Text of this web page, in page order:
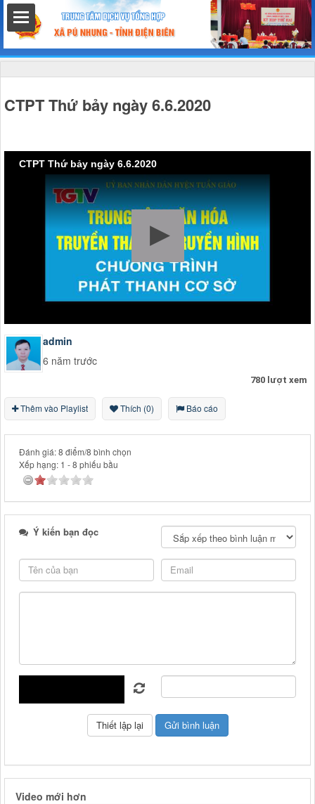
chính
CTPT Thứ bảy ngày 6.6.2020
CTPT Thứ bảy ngày 6.6.2020
admin
6 năm trước
780 lượt xem
Thêm vào Playlist Thích (0) Báo cáo
Đánh giá: 8 điểm/8 bình chọn
Xếp hạng: 1 -8 phiếu bầu
Ý kiến bạn đọc
Video mới hơn